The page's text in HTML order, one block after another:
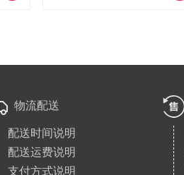
物流配送
配送时间说明
配送运费说明
支付方式说明